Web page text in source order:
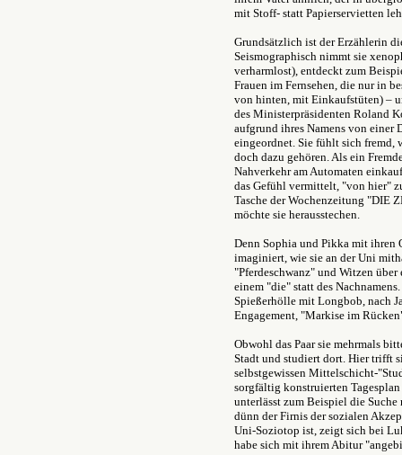
mit Stoff- statt Papierservietten
Grundsätzlich ist der Erzählerin
Seismographisch nimmt sie
verharmlost), entdeckt zum
Frauen im Fernsehen, die nur in
von hinten, mit Einkaufstüten) –
des Ministerpräsidenten Roland
aufgrund ihres Namens von einer
eingeordnet. Sie fühlt sich fremd,
doch dazu gehören. Als ein
Nahverkehr am Automaten
das Gefühl vermittelt, "von hier"
Tasche der Wochenzeitung "DIE
möchte sie herausstechen.
Denn Sophia und Pikka mit ihren
imaginiert, wie sie an der Uni
"Pferdeschwanz" und Witzen
einem "die" statt des
Spießerhölle mit Longbob, nach
Engagement, "Markise im
Obwohl das Paar sie mehrmals
Stadt und studiert dort. Hier trifft
selbstgewissen Mittelschicht-
sorgfältig konstruierten
unterlässt zum Beispiel die
dünn der Firnis der sozialen
Uni-Soziotop ist, zeigt sich bei
habe sich mit ihrem Abitur